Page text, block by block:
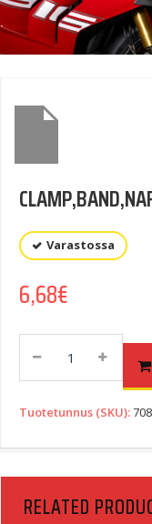
Varastossa
6,68€
(7080413)
Tuotetunnus (SKU):
RELATED